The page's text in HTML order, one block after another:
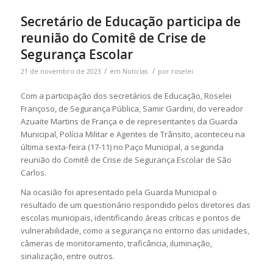
Secretário de Educação participa de
reunião do Comitê de Crise de
Segurança Escolar
21 de novembro de 2023 / em Notícias / por roselei
Com a participação dos secretários de Educação, Roselei
Françoso, de Segurança Pública, Samir Gardini, do vereador
Azuaite Martins de França e de representantes da Guarda
Municipal, Polícia Militar e Agentes de Trânsito, aconteceu na
última sexta-feira (17-11) no Paço Municipal, a segunda
reunião do Comitê de Crise de Segurança Escolar de São
Carlos.
Na ocasião foi apresentado pela Guarda Municipal o
resultado de um questionário respondido pelos diretores das
escolas municipais, identificando áreas críticas e pontos de
vulnerabilidade, como a segurança no entorno das unidades,
câmeras de monitoramento, traficância, iluminação,
sinalização, entre outros.